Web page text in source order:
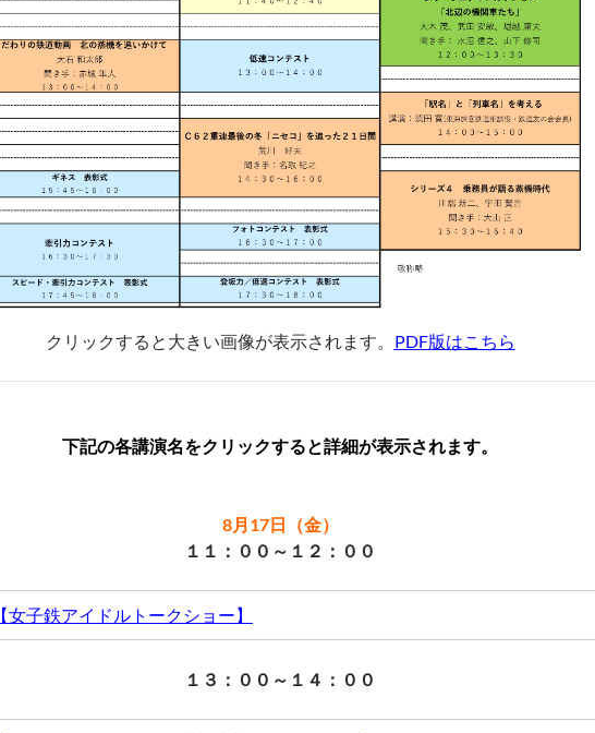
クリックすると大きい画像が表示されます。 PDF版はこちら
下記の各講演名をクリックすると詳細が表示されます。
8月17日（金）
１１：００～１２：００
【女子鉄アイドルトークショー】
１３：００～１４：００